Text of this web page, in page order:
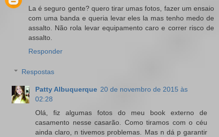
La é seguro gente? quero tirar umas fotos, fazer um ensaio
com uma banda e queria levar eles la mas tenho medo de
assalto. Não rola levar equipamento caro e correr risco de
assalto.
Responder
Respostas
Patty Albuquerque 20 de novembro de 2015 às
02:28
Olá, fiz algumas fotos do meu book externo de
casamento nesse casarão. Como tiramos com o céu
ainda claro, n tivemos problemas. Mas n dá p garantir